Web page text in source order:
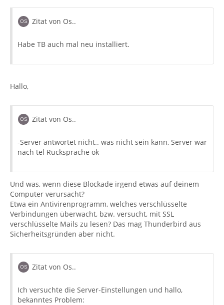
Zitat von Os..
Habe TB auch mal neu installiert.
Hallo,
Zitat von Os..
-Server antwortet nicht.. was nicht sein kann, Server war
nach tel Rücksprache ok
Und was, wenn diese Blockade irgend etwas auf deinem
Computer verursacht?
Etwa ein Antivirenprogramm, welches verschlüsselte
Verbindungen überwacht, bzw. versucht, mit SSL
verschlüsselte Mails zu lesen? Das mag Thunderbird aus
Sicherheitsgründen aber nicht.
Zitat von Os..
Ich versuchte die Server-Einstellungen und hallo,
bekanntes Problem: